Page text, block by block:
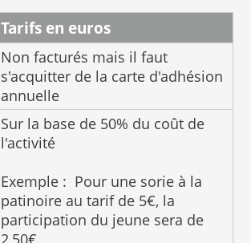
Tarifs en euros
Non facturés mais il faut
s'acquitter de la carte d'adhésion
annuelle
Sur la base de 50% du coût de
l'activité
Exemple : Pour une sorie à la
patinoire au tarif de 5€, la
participation du jeune sera de
2,50€